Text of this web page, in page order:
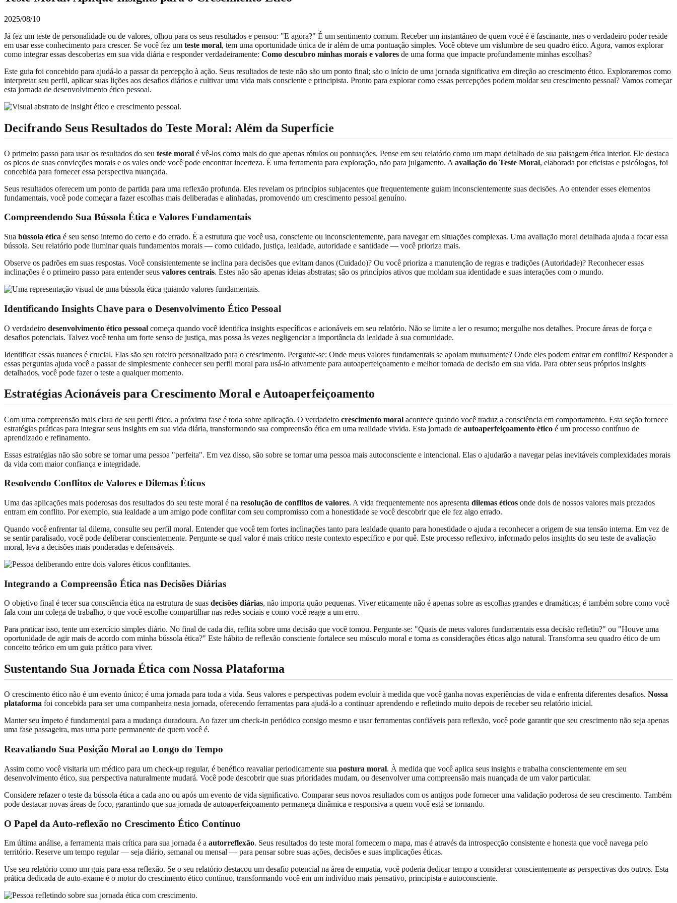
2025/08/10
Já fez um teste de personalidade ou de valores, olhou para os seus resultados e pensou: "E agora?" É um sentimento comum. Receber um instantâneo de quem você é é fascinante, mas o verdadeiro poder reside
em usar esse conhecimento para crescer. Se você fez um teste moral, tem uma oportunidade única de ir além de uma pontuação simples. Você obteve um vislumbre de seu quadro ético. Agora, vamos explorar
como integrar essas descobertas em sua vida diária e responder verdadeiramente: Como descubro minhas morais e valores de uma forma que impacte profundamente minhas escolhas?
Este guia foi concebido para ajudá-lo a passar da percepção à ação. Seus resultados de teste não são um ponto final; são o início de uma jornada significativa em direção ao crescimento ético. Exploraremos como
interpretar seu perfil, aplicar suas lições aos desafios diários e cultivar uma vida mais consciente e principista. Pronto para explorar como essas percepções podem moldar seu crescimento pessoal? Vamos começar
esta jornada de desenvolvimento ético pessoal.
Decifrando Seus Resultados do Teste Moral: Além da Superfície
O primeiro passo para usar os resultados do seu teste moral é vê-los como mais do que apenas rótulos ou pontuações. Pense em seu relatório como um mapa detalhado de sua paisagem ética interior. Ele destaca
os picos de suas convicções morais e os vales onde você pode encontrar incerteza. É uma ferramenta para exploração, não para julgamento. A avaliação do Teste Moral, elaborada por eticistas e psicólogos, foi
concebida para fornecer essa perspectiva nuançada.
Seus resultados oferecem um ponto de partida para uma reflexão profunda. Eles revelam os princípios subjacentes que frequentemente guiam inconscientemente suas decisões. Ao entender esses elementos
fundamentais, você pode começar a fazer escolhas mais deliberadas e alinhadas, promovendo um crescimento pessoal genuíno.
Compreendendo Sua Bússola Ética e Valores Fundamentais
Sua bússola ética é seu senso interno do certo e do errado. É a estrutura que você usa, consciente ou inconscientemente, para navegar em situações complexas. Uma avaliação moral detalhada ajuda a focar essa
bússola. Seu relatório pode iluminar quais fundamentos morais — como cuidado, justiça, lealdade, autoridade e santidade — você prioriza mais.
Observe os padrões em suas respostas. Você consistentemente se inclina para decisões que evitam danos (Cuidado)? Ou você prioriza a manutenção de regras e tradições (Autoridade)? Reconhecer essas
inclinações é o primeiro passo para entender seus valores centrais. Estes não são apenas ideias abstratas; são os princípios ativos que moldam sua identidade e suas interações com o mundo.
Identificando Insights Chave para o Desenvolvimento Ético Pessoal
O verdadeiro desenvolvimento ético pessoal começa quando você identifica insights específicos e acionáveis em seu relatório. Não se limite a ler o resumo; mergulhe nos detalhes. Procure áreas de força e
desafios potenciais. Talvez você tenha um forte senso de justiça, mas possa às vezes negligenciar a importância da lealdade à sua comunidade.
Identificar essas nuances é crucial. Elas são seu roteiro personalizado para o crescimento. Pergunte-se: Onde meus valores fundamentais se apoiam mutuamente? Onde eles podem entrar em conflito? Responder a
essas perguntas ajuda você a passar de simplesmente conhecer seu perfil moral para usá-lo ativamente para autoaperfeiçoamento e melhor tomada de decisão em sua vida. Para obter seus próprios insights
detalhados, você pode fazer o teste a qualquer momento.
Estratégias Acionáveis para Crescimento Moral e Autoaperfeiçoamento
Com uma compreensão mais clara de seu perfil ético, a próxima fase é toda sobre aplicação. O verdadeiro crescimento moral acontece quando você traduz a consciência em comportamento. Esta seção fornece
estratégias práticas para integrar seus insights em sua vida diária, transformando sua compreensão ética em uma realidade vivida. Esta jornada de autoaperfeiçoamento ético é um processo contínuo de
aprendizado e refinamento.
Essas estratégias não são sobre se tornar uma pessoa "perfeita". Em vez disso, são sobre se tornar uma pessoa mais autoconsciente e intencional. Elas o ajudarão a navegar pelas inevitáveis complexidades morais
da vida com maior confiança e integridade.
Resolvendo Conflitos de Valores e Dilemas Éticos
Uma das aplicações mais poderosas dos resultados do seu teste moral é na resolução de conflitos de valores. A vida frequentemente nos apresenta dilemas éticos onde dois de nossos valores mais prezados
entram em conflito. Por exemplo, sua lealdade a um amigo pode conflitar com seu compromisso com a honestidade se você descobrir que ele fez algo errado.
Quando você enfrentar tal dilema, consulte seu perfil moral. Entender que você tem fortes inclinações tanto para lealdade quanto para honestidade o ajuda a reconhecer a origem de sua tensão interna. Em vez de
se sentir paralisado, você pode deliberar conscientemente. Pergunte-se qual valor é mais crítico neste contexto específico e por quê. Este processo reflexivo, informado pelos insights do seu teste de avaliação
moral, leva a decisões mais ponderadas e defensáveis.
Integrando a Compreensão Ética nas Decisões Diárias
O objetivo final é tecer sua consciência ética na estrutura de suas decisões diárias, não importa quão pequenas. Viver eticamente não é apenas sobre as escolhas grandes e dramáticas; é também sobre como você
fala com um colega de trabalho, o que você escolhe compartilhar nas redes sociais e como você reage a um erro.
Para praticar isso, tente um exercício simples diário. No final de cada dia, reflita sobre uma decisão que você tomou. Pergunte-se: "Quais de meus valores fundamentais essa decisão refletiu?" ou "Houve uma
oportunidade de agir mais de acordo com minha bússola ética?" Este hábito de reflexão consciente fortalece seu músculo moral e torna as considerações éticas algo natural. Transforma seu quadro ético de um
conceito teórico em um guia prático para viver.
Sustentando Sua Jornada Ética com Nossa Plataforma
O crescimento ético não é um evento único; é uma jornada para toda a vida. Seus valores e perspectivas podem evoluir à medida que você ganha novas experiências de vida e enfrenta diferentes desafios. Nossa
plataforma foi concebida para ser uma companheira nesta jornada, oferecendo ferramentas para ajudá-lo a continuar aprendendo e refletindo muito depois de receber seu relatório inicial.
Manter seu ímpeto é fundamental para a mudança duradoura. Ao fazer um check-in periódico consigo mesmo e usar ferramentas confiáveis para reflexão, você pode garantir que seu crescimento não seja apenas
uma fase passageira, mas uma parte permanente de quem você é.
Reavaliando Sua Posição Moral ao Longo do Tempo
Assim como você visitaria um médico para um check-up regular, é benéfico reavaliar periodicamente sua postura moral. À medida que você aplica seus insights e trabalha conscientemente em seu
desenvolvimento ético, sua perspectiva naturalmente mudará. Você pode descobrir que suas prioridades mudam, ou desenvolver uma compreensão mais nuançada de um valor particular.
Considere refazer o teste da bússola ética a cada ano ou após um evento de vida significativo. Comparar seus novos resultados com os antigos pode fornecer uma validação poderosa de seu crescimento. Também
pode destacar novas áreas de foco, garantindo que sua jornada de autoaperfeiçoamento permaneça dinâmica e responsiva a quem você está se tornando.
O Papel da Auto-reflexão no Crescimento Ético Contínuo
Em última análise, a ferramenta mais crítica para sua jornada é a autorreflexão. Seus resultados do teste moral fornecem o mapa, mas é através da introspecção consistente e honesta que você navega pelo
território. Reserve um tempo regular — seja diário, semanal ou mensal — para pensar sobre suas ações, decisões e suas implicações éticas.
Use seu relatório como um guia para essa reflexão. Se o seu relatório destacou um desafio potencial na área de empatia, você poderia dedicar tempo a considerar conscientemente as perspectivas dos outros. Esta
prática dedicada de auto-exame é o motor do crescimento ético contínuo, transformando você em um indivíduo mais pensativo, principista e autoconsciente.